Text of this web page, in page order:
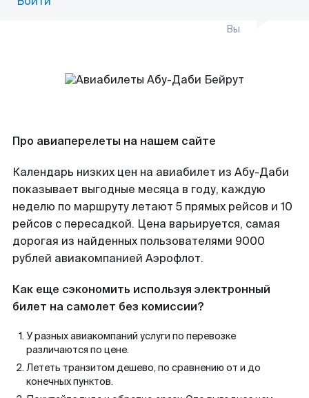
Вы
Про авиаперелеты на нашем сайте
Календарь низких цен на авиабилет из Абу-Даби
показывает выгодные месяца в году, каждую
неделю по маршруту летают 5 прямых рейсов и 10
рейсов с пересадкой. Цена варьируется, самая
дорогая из найденных пользователями 9000
рублей авиакомпанией Аэрофлот.
Как еще сэкономить используя электронный
билет на самолет без комиссии?
У разных авиакомпаний услуги по перевозке
различаются по цене.
Лететь транзитом дешево, по сравнению от и до
конечных пунктов.